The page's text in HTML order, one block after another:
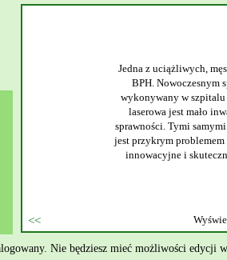
Nie będziesz mieć możliwości edycji